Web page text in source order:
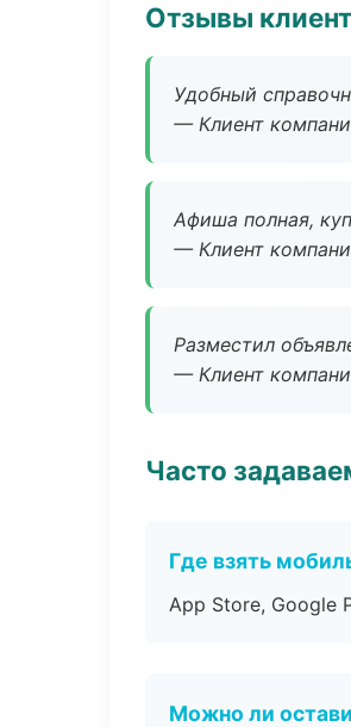
Отзывы
Удобный
— Клиент
Афиша полная,
— Клиент
Разместил
— Клиент
Часто
Где взять
App Store, Google
Можно ли